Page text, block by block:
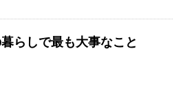
らしで最も大事なこと